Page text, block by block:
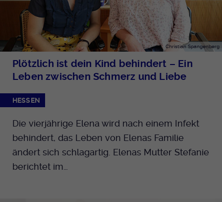
Christian Spangenberg
Plötzlich ist dein Kind behindert – Ein
Leben zwischen Schmerz und Liebe
HESSEN
Die vierjährige Elena wird nach einem Infekt
behindert, das Leben von Elenas Familie
ändert sich schlagartig. Elenas Mutter Stefanie
berichtet im…